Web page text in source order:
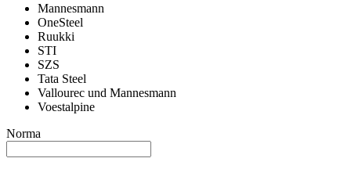
Mannesmann
OneSteel
Ruukki
STI
SZS
Tata Steel
Vallourec und Mannesmann
Voestalpine
Norma